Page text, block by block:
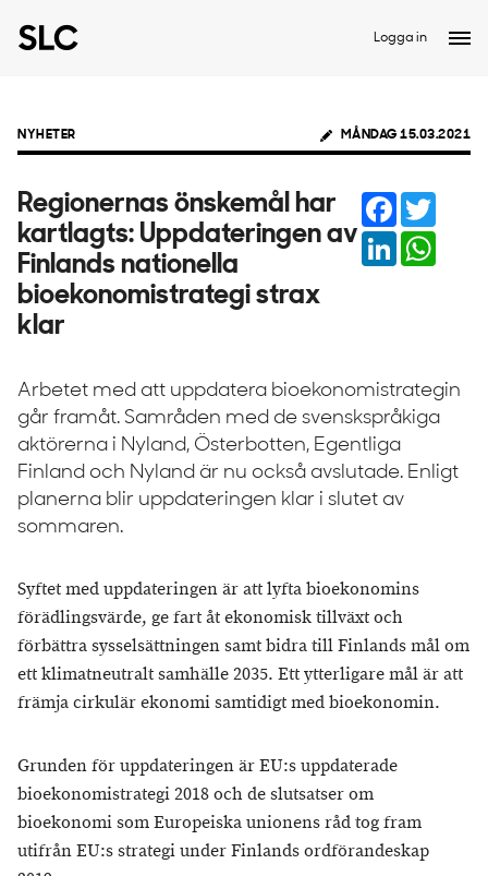
Logga in
NYHETER MÅNDAG 15.03.2021
Regionernas önskemål har
kartlagts: Uppdateringen av
Finlands nationella
bioekonomistrategi strax
klar
Facebook
LinkedIn
Arbetet med att uppdatera bioekonomistrategin
går framåt. Samråden med de svenskspråkiga
aktörerna i Nyland, Österbotten, Egentliga
Finland och Nyland är nu också avslutade. Enligt
planerna blir uppdateringen klar i slutet av
sommaren.
Syftet med uppdateringen är att lyfta bioekonomins
förädlingsvärde, ge fart åt ekonomisk tillväxt och
förbättra sysselsättningen samt bidra till Finlands mål om
ett klimatneutralt samhälle 2035. Ett ytterligare mål är att
främja cirkulär ekonomi samtidigt med bioekonomin.
Grunden för uppdateringen är EU:s uppdaterade
bioekonomistrategi 2018 och de slutsatser om
bioekonomi som Europeiska unionens råd tog fram
utifrån EU:s strategi under Finlands ordförandeskap